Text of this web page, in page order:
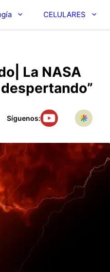
CELULARES
La NASA
Síguenos: